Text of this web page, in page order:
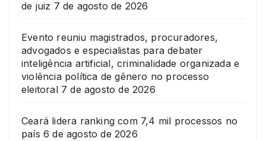
de juiz 7 de agosto de 2026
Evento reuniu magistrados, procuradores,
advogados e especialistas para debater
inteligência artificial, criminalidade organizada e
violência política de gênero no processo
eleitoral 7 de agosto de 2026
Ceará lidera ranking com 7,4 mil processos no
país 6 de agosto de 2026